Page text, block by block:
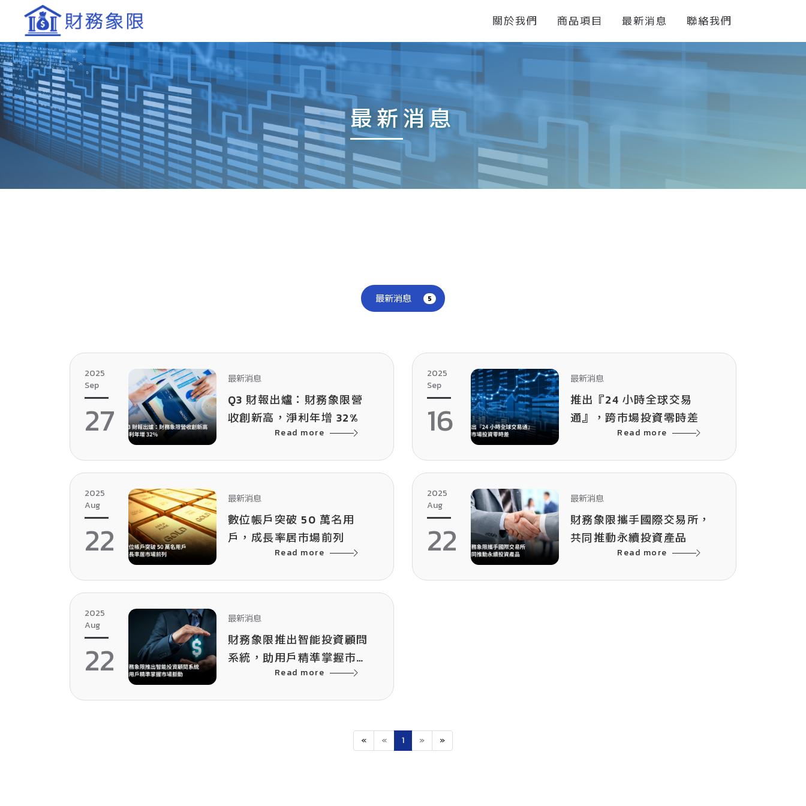
關於我們 商品項目 最新消息 聯絡我們
最新消息
最新消息 5
Q3 財報出爐：財務象限營
收創新高，淨利年增 32%
2025
Sep
27
最新消息
Read more
推出『24 小時全球交易
通』，跨市場投資零時差
2025
Sep
16
最新消息
Read more
數位帳戶突破 50 萬名用
戶，成長率居市場前列
2025
Aug
22
最新消息
Read more
財務象限攜手國際交易所，
共同推動永續投資產品
2025
Aug
22
最新消息
Read more
財務象限推出智能投資顧問
系統，助用戶精準掌握市場
2025
Aug
22
最新消息
Read more
« « 1 » »